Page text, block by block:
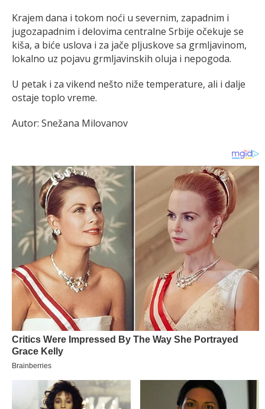
Krajem dana i tokom noći u severnim, zapadnim i
jugozapadnim i delovima centralne Srbije očekuje se
kiša, a biće uslova i za jače pljuskove sa grmljavinom,
lokalno uz pojavu grmljavinskih oluja i nepogoda.
U petak i za vikend nešto niže temperature, ali i dalje
ostaje toplo vreme.
Autor: Snežana Milovanov